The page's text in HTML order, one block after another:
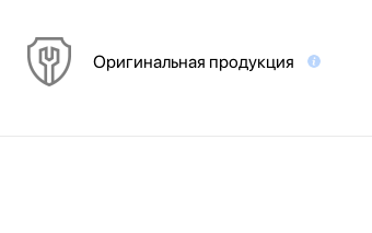
Оригинальная продукция